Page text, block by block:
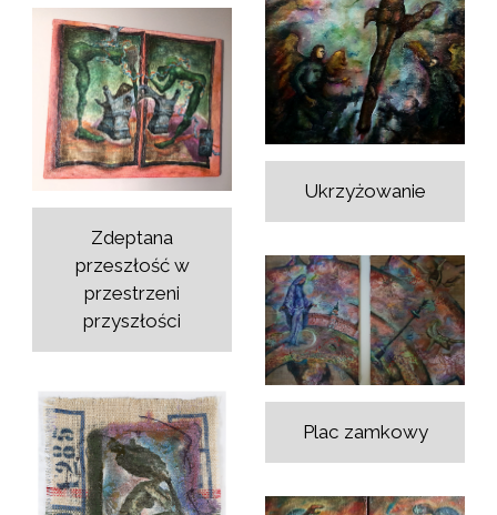
Ukrzyżowanie
Zdeptana
przeszłość w
przestrzeni
przyszłości
Plac zamkowy